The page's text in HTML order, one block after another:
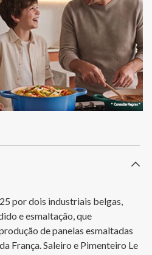
por dois industriais belgas,
e esmaltação, que
de panelas esmaltadas
França. Saleiro e Pimenteiro Le